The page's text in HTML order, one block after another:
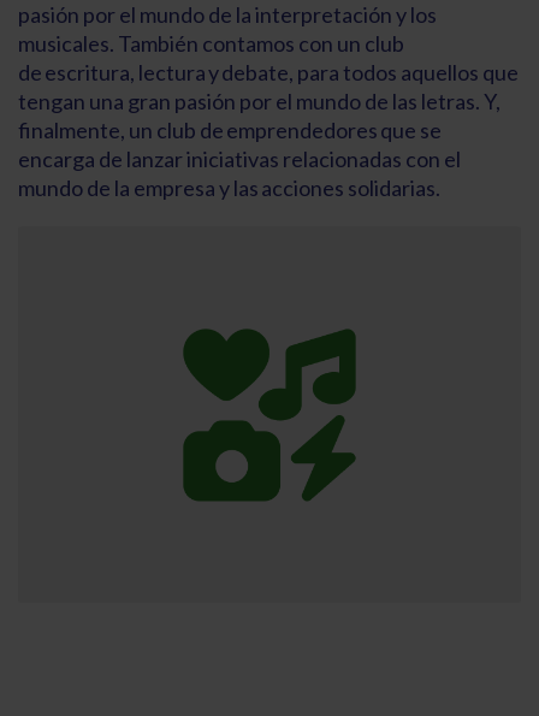
pasión por el mundo de la interpretación y los
musicales. También contamos con un club
de escritura, lectura y debate, para todos aquellos que
tengan una gran pasión por el mundo de las letras. Y,
finalmente, un club de emprendedores que se
encarga de lanzar iniciativas relacionadas con el
mundo de la empresa y las acciones solidarias.